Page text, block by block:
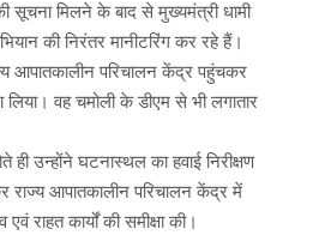
सूचना मिलने के बाद से मुख्यमंत्री धामी
की निरंतर मानीटरिंग कर रहे हैं।
आपातकालीन परिचालन केंद्र पहुंचकर
लिया। वह चमोली के डीएम से भी लगातार
उन्होंने घटनास्थल का हवाई निरीक्षण
राज्य आपातकालीन परिचालन केंद्र में
राहत कार्यों की समीक्षा की।